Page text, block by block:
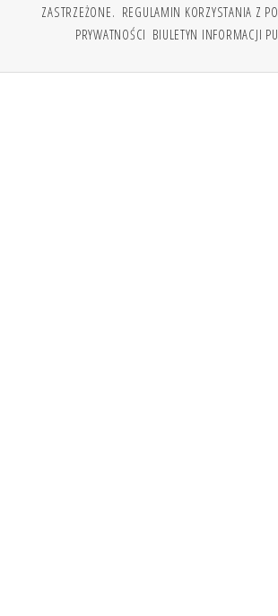
ZASTRZEŻONE. REGULAMIN KORZYSTANIA Z
PRYWATNOŚCI BIULETYN INFORMACJI